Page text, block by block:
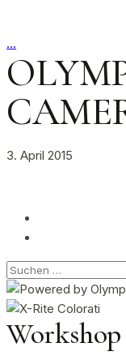
…
3. April 2015
Suchen
nach:
Workshop